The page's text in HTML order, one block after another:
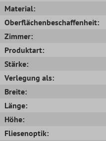
Material:
Oberflächenbeschaffenheit:
Zimmer:
Produktart:
Stärke:
Verlegung als:
Breite:
Länge:
Höhe:
Fliesenoptik: